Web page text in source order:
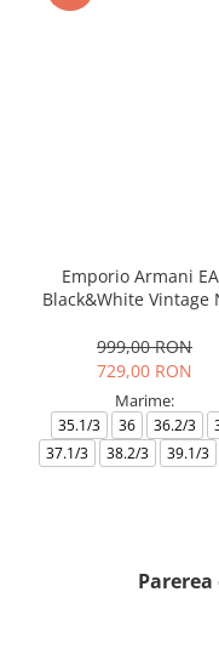
Emporio Armani
Black&White Vintage
999,00 RON
729,00 RON
Marime:
35.1/3 36 36.2/3
37.1/3
38.2/3 39.1/3